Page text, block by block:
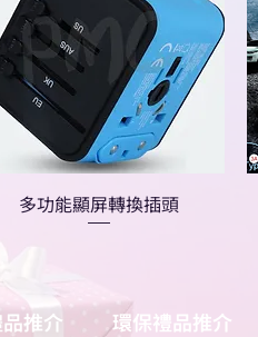
多功能顯屏轉換插頭
推介 環保禮品推介